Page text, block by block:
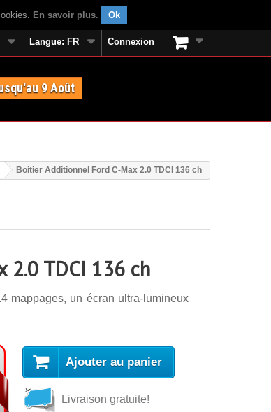
En savoir plus. Ok
Connexion
Langue: FR
9 Août
Boitier Additionnel Ford C-Max 2.0 TDCI 136 ch
2.0 TDCI 136 ch
mappages, un écran ultra-lumineux
Ajouter au panier
Livraison gratuite!